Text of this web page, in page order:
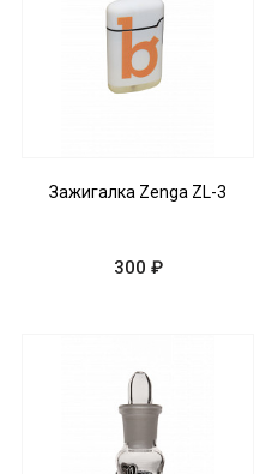
Зажигалка Zenga ZL-3
300 ₽